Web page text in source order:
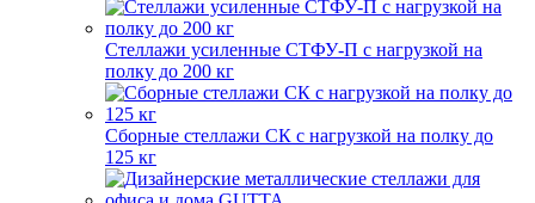
Стеллажи усиленные СТФУ-П с нагрузкой на
полку до 200 кг
Сборные стеллажи СК с нагрузкой на полку до
125 кг